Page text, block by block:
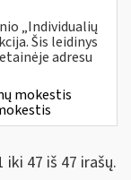
„Individualių
Šis leidinys
adresu
mokestis
iki 47 iš 47 irašų.